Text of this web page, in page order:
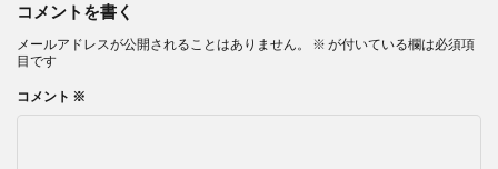
コメントを書く
メールアドレスが公開されることはありません。 ※ が付いている欄は必須項
目です
コメント ※